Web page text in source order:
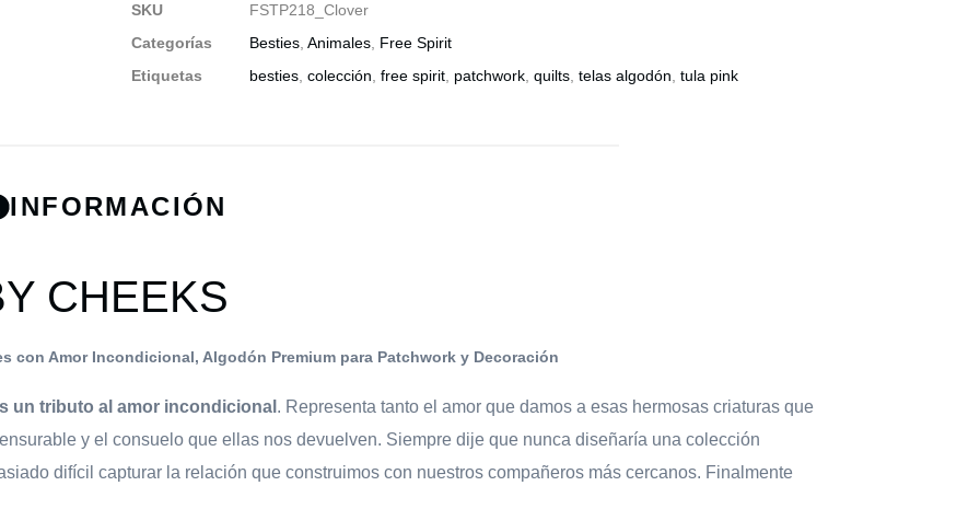
SKU
FSTP218_Clover
Categorías
Besties Animales Free Spirit
Etiquetas
besties colección free spirit patchwork quilts telas algodón tula pink
INFORMACIÓN
CHEEKS
con Amor Incondicional, Algodón Premium para Patchwork y Decoración
un tributo al amor incondicional . Representa tanto el amor que damos a esas hermosas criaturas que
y el consuelo que ellas nos devuelven. Siempre dije que nunca diseñaría una colección
difícil capturar la relación que construimos con nuestros compañeros más cercanos. Finalmente